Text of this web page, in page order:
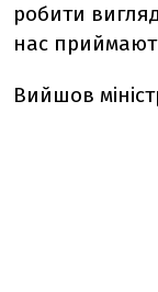
робити
нас
Вийшов